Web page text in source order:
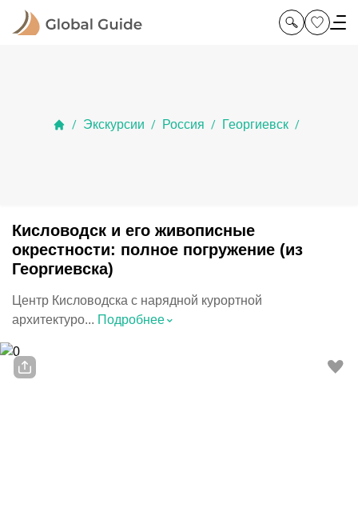
/ Экскурсии / Россия / Георгиевск /
Кисловодск и его живописные
окрестности: полное погружение (из
Георгиевска)
Центр Кисловодска с нарядной курортной
архитектуро... Подробнее⌃